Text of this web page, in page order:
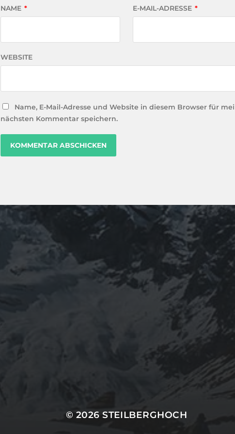
NAME * E-MAIL-ADRESSE *
WEBSITE
Name, E-Mail-Adresse und Website in diesem Browser für
nächsten Kommentar speichern.
© 2026STEILBERGHOCH